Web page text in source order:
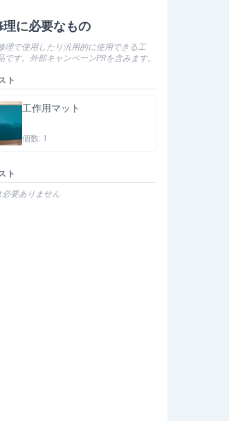
理に必要なもの
理で使用したり汎用的に使用できる工
です。外部キャンペーンPRを含みます。
ト
工作用マット
個数: 1
ト
必要ありません